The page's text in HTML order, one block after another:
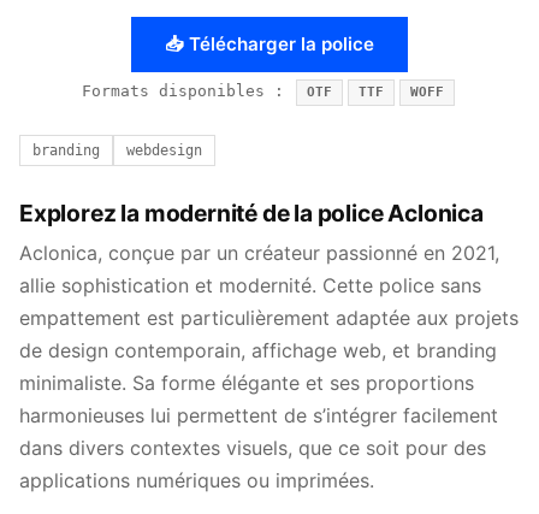
📥 Télécharger la police
Formats disponibles : OTF TTF WOFF
branding webdesign
Explorez la modernité de la police Aclonica
Aclonica, conçue par un créateur passionné en 2021,
allie sophistication et modernité. Cette police sans
empattement est particulièrement adaptée aux projets
de design contemporain, affichage web, et branding
minimaliste. Sa forme élégante et ses proportions
harmonieuses lui permettent de s’intégrer facilement
dans divers contextes visuels, que ce soit pour des
applications numériques ou imprimées.